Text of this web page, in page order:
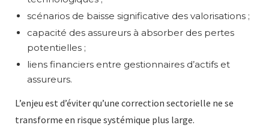
scénarios de baisse significative des valorisations ;
capacité des assureurs à absorber des pertes
potentielles ;
liens financiers entre gestionnaires d’actifs et
assureurs.
L’enjeu est d’éviter qu’une correction sectorielle ne se
transforme en risque systémique plus large.